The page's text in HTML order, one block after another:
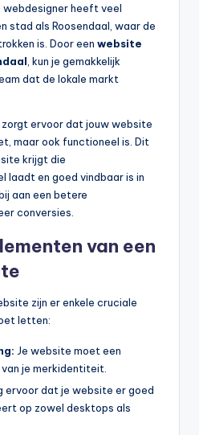
webdesigner heeft veel
stad als Roosendaal, waar de
is. Door een website
, kun je gemakkelijk
dat de lokale markt
ervoor dat jouw website
maar ook functioneel is. Dit
krijgt die
laadt en goed vindbaar is in
aan een betere
conversies.
van een
zijn er enkele cruciale
letten:
Je website moet een
je merkidentiteit.
ervoor dat je website er goed
op zowel desktops als